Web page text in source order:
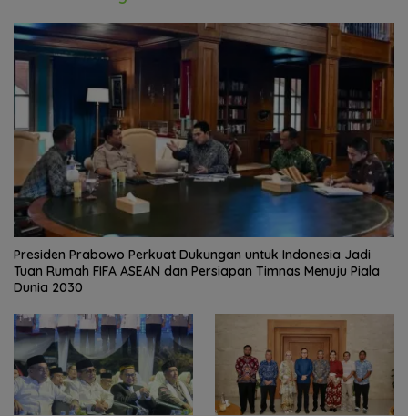
Presiden Prabowo Perkuat Dukungan untuk Indonesia Jadi
Tuan Rumah FIFA ASEAN dan Persiapan Timnas Menuju Piala
Dunia 2030